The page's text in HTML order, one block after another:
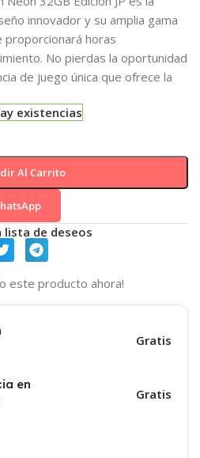
innovador y su amplia gama
horas
No pierdas la oportunidad
de juego única que ofrece la
existencias
Al Carrito
lista de deseos
este producto ahora!
Gratis
en
Gratis